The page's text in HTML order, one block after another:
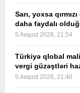
Sarı, yoxsa
daha faydalı
5 Avqust 2026, 21:54
Türkiyə qlobal
vergi güzəştləri
5 Avqust 2026, 21:40